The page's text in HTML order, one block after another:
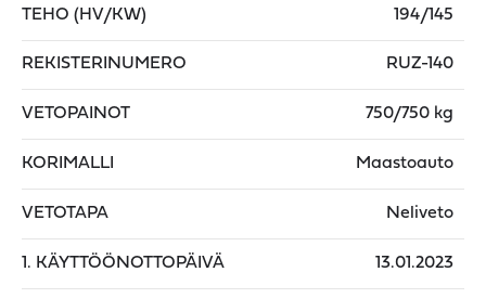
TEHO (HV/KW) 194/145
REKISTERINUMERO RUZ-140
VETOPAINOT 750/750 kg
KORIMALLI Maastoauto
VETOTAPA Neliveto
1. KÄYTTÖÖNOTTOPÄIVÄ 13.01.2023